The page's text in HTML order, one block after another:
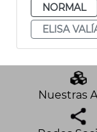
NORMAL
ELISA
Nuestras